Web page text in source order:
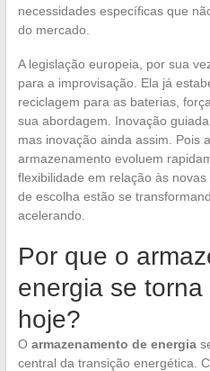
necessidades específicas que
do mercado.
A legislação europeia, por sua
para a improvisação. Ela já
reciclagem para as baterias,
sua abordagem. Inovação
mas inovação ainda assim. Pois
armazenamento evoluem
flexibilidade em relação às
de escolha estão se
acelerando.
Por que o
energia se
hoje?
O armazenamento de energia
central da transição energética.